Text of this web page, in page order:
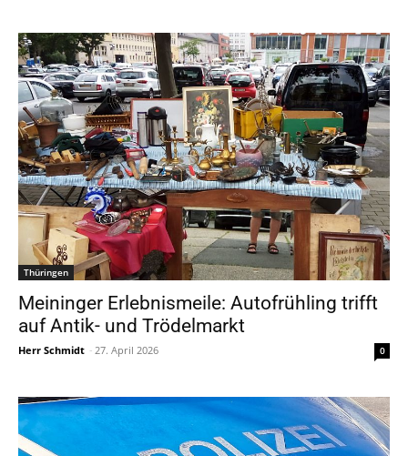
Thüringen
Meininger Erlebnismeile: Autofrühling trifft
auf Antik- und Trödelmarkt
Herr Schmidt - 27. April 2026 0